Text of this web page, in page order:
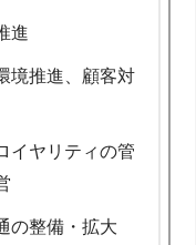
進
境推進、顧客対
イヤリティの管
の整備・拡大